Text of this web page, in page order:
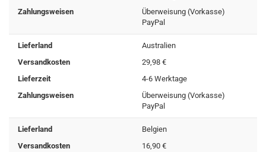
Zahlungsweisen
Überweisung (Vorkasse)
PayPal
Lieferland
Australien
Versandkosten
29,98 €
Lieferzeit
4-6 Werktage
Zahlungsweisen
Überweisung (Vorkasse)
PayPal
Lieferland
Belgien
Versandkosten
16,90 €